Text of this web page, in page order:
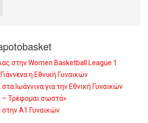
στην Women Basketball League 1
η Εθνική Γυναικών
Ιωάννινα για την Εθνική Γυναικών
– Τρέφομαι σωστά»
Α1 Γυναικών